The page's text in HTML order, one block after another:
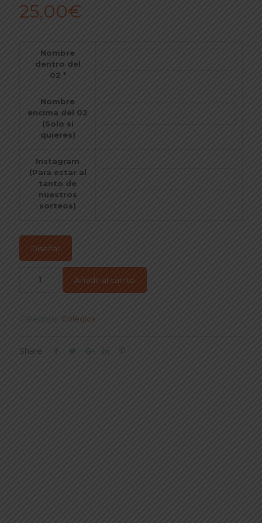
25,00€
Nombre
dentro del
02 *
Nombre
encima del 02
(Solo si
quieres)
Instagram
(Para estar al
tanto de
nuestros
sorteos)
Diseñar
Añadir al carrito
Categoría: Colegios
Share